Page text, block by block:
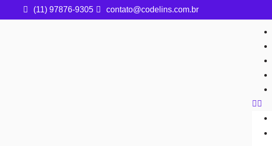
(11) 97876-9305 contato@codelins.com.br